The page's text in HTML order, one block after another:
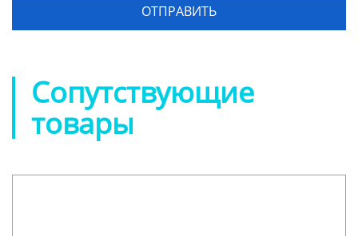
Сопутствующие
товары